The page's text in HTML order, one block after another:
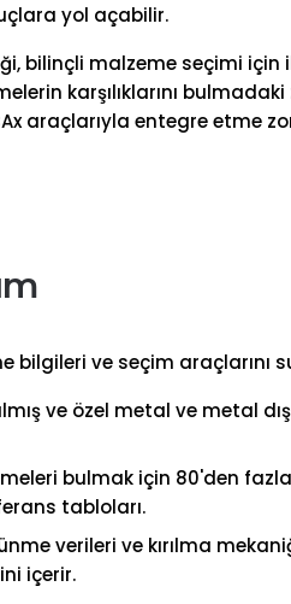
yol açabilir.
bilinçli malzeme seçimi için
karşılıklarını
araçlarıyla entegre etme
bilgileri ve seçim araçlarını
ve özel metal ve metal
bulmak için 80'den
tabloları.
verileri ve kırılma
içerir.